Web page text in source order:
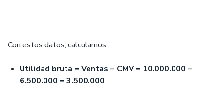
Con estos datos, calculamos:
Utilidad bruta = Ventas − CMV = 10.000.000 −
6.500.000 = 3.500.000